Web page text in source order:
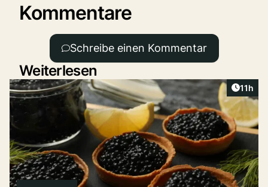
Kommentare
Schreibe einen Kommentar
Weiterlesen
11h